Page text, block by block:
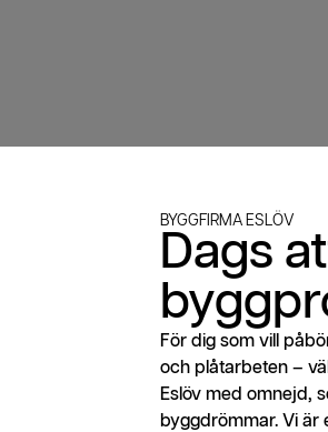
BYGGFIRMA ESLÖV
Dags
För dig som vill
och plåtarbeten –
Eslöv med omnejd,
byggdrömmar. Vi